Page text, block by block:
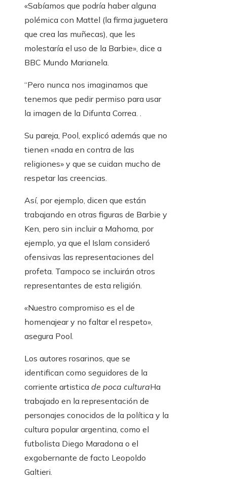
«Sabíamos que podría haber alguna
polémica con Mattel (la firma juguetera
que crea las muñecas), que les
molestaría el uso de la Barbie», dice a
BBC Mundo Marianela.
“Pero nunca nos imaginamos que
tenemos que pedir permiso para usar
la imagen de la Difunta Correa. .
Su pareja, Pool, explicó además que no
tienen «nada en contra de las
religiones» y que se cuidan mucho de
respetar las creencias.
Así, por ejemplo, dicen que están
trabajando en otras figuras de Barbie y
Ken, pero sin incluir a Mahoma, por
ejemplo, ya que el Islam consideró
ofensivas las representaciones del
profeta. Tampoco se incluirán otros
representantes de esta religión.
«Nuestro compromiso es el de
homenajear y no faltar el respeto»,
asegura Pool.
Los autores rosarinos, que se
identifican como seguidores de la
corriente artistica de poca culturaHa
trabajado en la representación de
personajes conocidos de la política y la
cultura popular argentina, como el
futbolista Diego Maradona o el
exgobernante de facto Leopoldo
Galtieri.